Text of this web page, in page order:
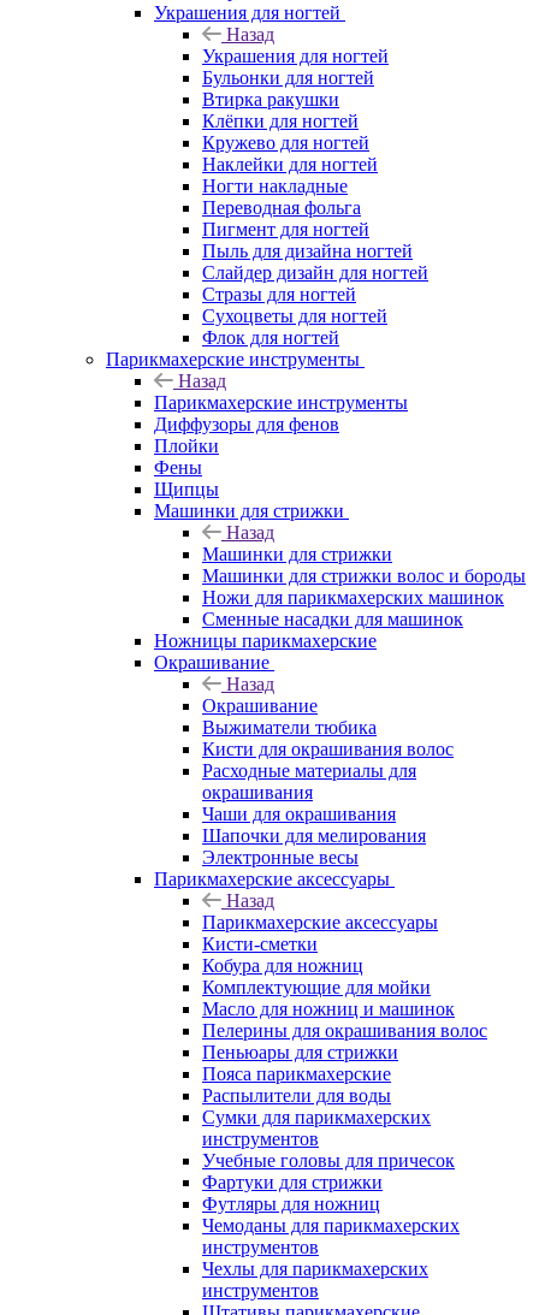
Украшения для ногтей
Назад
Украшения для ногтей
Бульонки для ногтей
Втирка ракушки
Клёпки для ногтей
Кружево для ногтей
Наклейки для ногтей
Ногти накладные
Переводная фольга
Пигмент для ногтей
Пыль для дизайна ногтей
Слайдер дизайн для ногтей
Стразы для ногтей
Сухоцветы для ногтей
Флок для ногтей
Парикмахерские инструменты
Назад
Парикмахерские инструменты
Диффузоры для фенов
Плойки
Фены
Щипцы
Машинки для стрижки
Назад
Машинки для стрижки
Машинки для стрижки волос и бороды
Ножи для парикмахерских машинок
Сменные насадки для машинок
Ножницы парикмахерские
Окрашивание
Назад
Окрашивание
Выжиматели тюбика
Кисти для окрашивания волос
Расходные материалы для
окрашивания
Чаши для окрашивания
Шапочки для мелирования
Электронные весы
Парикмахерские аксессуары
Назад
Парикмахерские аксессуары
Кисти-сметки
Кобура для ножниц
Комплектующие для мойки
Масло для ножниц и машинок
Пелерины для окрашивания волос
Пеньюары для стрижки
Пояса парикмахерские
Распылители для воды
Сумки для парикмахерских
инструментов
Учебные головы для причесок
Фартуки для стрижки
Футляры для ножниц
Чемоданы для парикмахерских
инструментов
Чехлы для парикмахерских
инструментов